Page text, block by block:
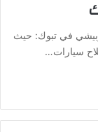
في تبوك: حيث
سيارات…